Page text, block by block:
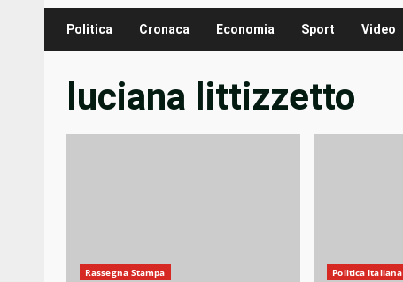
Politica Cronaca Economia Sport Video
luciana littizzetto
Rassegna Stampa Politica Italiana